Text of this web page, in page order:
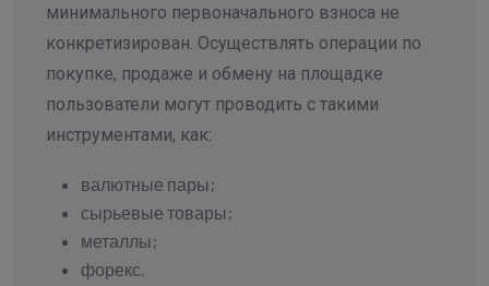
минимального первоначального взноса не
конкретизирован. Осуществлять операции по
покупке, продаже и обмену на площадке
пользователи могут проводить с такими
инструментами, как:
валютные пары;
сырьевые товары;
металлы;
форекс.